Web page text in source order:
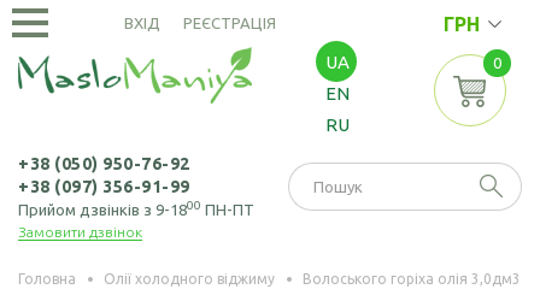
ВХІД РЕЄСТРАЦІЯ ГРН
UA
EN
RU
+38 (050) 950-76-92
+38 (097) 356-91-99
Прийом дзвінків з 9-1800 ПН-ПТ
Замовити дзвінок
0
ОЛІЇ
ХОЛОДНОГО
Амарантова олія
Арахісова олія
кісточок олія
ОЛІЇ
ЕКСТРАКЦІЙНІ
Амарантова олія
БОРОШНО
Головна Олії холодного віджиму Волоського горіха олія 3,0дм3